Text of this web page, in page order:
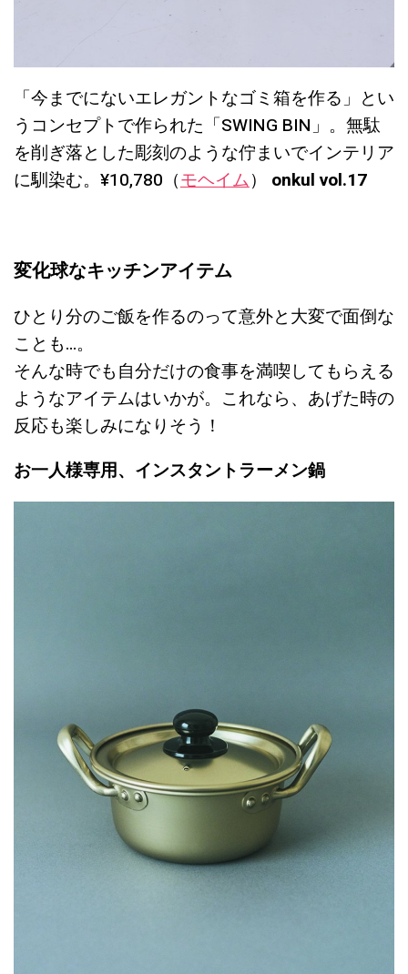
「今までにないエレガントなゴミ箱を作る」とい
うコンセプトで作られた「SWING BIN」。無駄
を削ぎ落とした彫刻のような佇まいでインテリア
に馴染む。¥10,780（モヘイム） onkul vol.17
変化球なキッチンアイテム
ひとり分のご飯を作るのって意外と大変で面倒な
ことも…。
そんな時でも自分だけの食事を満喫してもらえる
ようなアイテムはいかが。これなら、あげた時の
反応も楽しみになりそう！
お一人様専用、インスタントラーメン鍋